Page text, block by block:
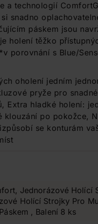
a technologií
snadno
páskem jsou
holení těžko
porovnání s Blue/
oholení jedním
pryže pro
Extra hladké holení:
po pokožce,
se konturám
Jednorázové Holící
Holící Strojky Pro
, Balení 8 ks